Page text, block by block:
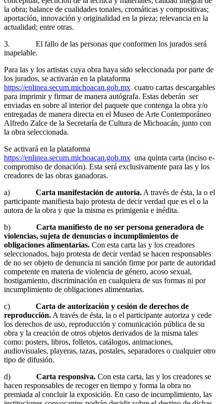
la obra; balance de cualidades tonales, cromáticas y compositivas;
aportación, innovación y originalidad en la pieza; relevancia en la
actualidad; entre otras.
3. El fallo de las personas que conformen los jurados será
inapelable.
Para las y los artistas cuya obra haya sido seleccionada por parte de
los jurados, se activarán en la plataforma
https://enlinea.secum.michoacan.gob.mx cuatro cartas descargables
para imprimir y firmar de manera autógrafa. Estas deberán ser
enviadas en sobre al interior del paquete que contenga la obra y/o
entregadas de manera directa en el Museo de Arte Contemporáneo
Alfredo Zalce de la Secretaría de Cultura de Michoacán, junto con
la obra seleccionada.
Se activará en la plataforma
https://enlinea.secum.michoacan.gob.mx una quinta carta (inciso e-
compromiso de donación). Esta será exclusivamente para las y los
creadores de las obras ganadoras.
a) Carta manifestación de autoría. A través de ésta, la o el
participante manifiesta bajo protesta de decir verdad que es el o la
autora de la obra y que la misma es primigenia e inédita.
b) Carta manifiesto de no ser persona generadora de
violencias, sujeta de denuncias o incumplimientos de
obligaciones alimentarias. Con esta carta las y los creadores
seleccionados, bajo protesta de decir verdad se hacen responsables
de no ser objeto de denuncia ni sanción firme por parte de autoridad
competente en materia de violencia de género, acoso sexual,
hostigamiento, discriminación en cualquiera de sus formas ni por
incumplimiento de obligaciones alimentarias.
c) Carta de autorización y cesión de derechos de
reproducción. A través de ésta, la o el participante autoriza y cede
los derechos de uso, reproducción y comunicación pública de su
obra y la creación de otros objetos derivados de la misma tales
como: posters, libros, folletos, catálogos, animaciones,
audiovisuales, playeras, tazas, postales, separadores o cualquier otro
tipo de difusión.
d) Carta responsiva. Con esta carta, las y los creadores se
hacen responsables de recoger en tiempo y forma la obra no
premiada al concluir la exposición. En caso de incumplimiento, las